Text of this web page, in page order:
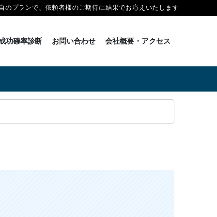
プランで、依頼者様のご期待に結果でお応えいたします
功確率診断 お問い合わせ 会社概要・アクセス